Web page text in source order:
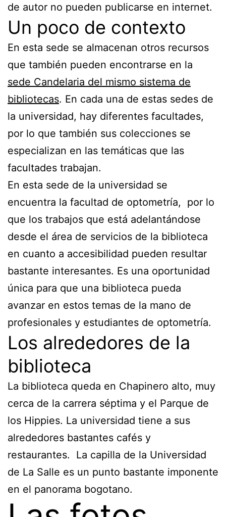
de autor no pueden publicarse en internet.
Un poco de contexto
En esta sede se almacenan otros recursos
que también pueden encontrarse en la
sede Candelaria del mismo sistema de
bibliotecas. En cada una de estas sedes de
la universidad, hay diferentes facultades,
por lo que también sus colecciones se
especializan en las temáticas que las
facultades trabajan.
En esta sede de la universidad se
encuentra la facultad de optometría, por lo
que los trabajos que está adelantándose
desde el área de servicios de la biblioteca
en cuanto a accesibilidad pueden resultar
bastante interesantes. Es una oportunidad
única para que una biblioteca pueda
avanzar en estos temas de la mano de
profesionales y estudiantes de optometría.
Los alrededores de la
biblioteca
La biblioteca queda en Chapinero alto, muy
cerca de la carrera séptima y el Parque de
los Hippies. La universidad tiene a sus
alrededores bastantes cafés y
restaurantes. La capilla de la Universidad
de La Salle es un punto bastante imponente
en el panorama bogotano.